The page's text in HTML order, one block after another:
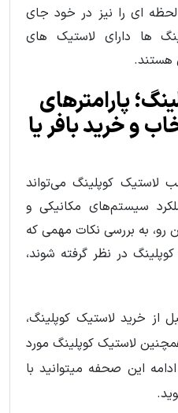
لحظه ای را نیز در خود جای
ها دارای لاستیک های
هستند.
پارامترهای
و خرید بافر یا
لاستیک کوپلینگ می‌تواند
سیستم‌های مکانیکی و
رو، به بررسی نکات مهمی که
در نظر گرفته شوند،
از خرید لاستیک کوپلینگ،
لاستیک کوپلینگ مورد
این صحفه میتوانید با